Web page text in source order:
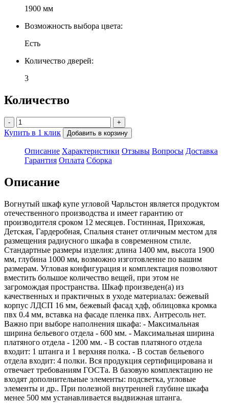
1900 мм
Возможность выбора цвета:
Есть
Количество дверей:
3
Количество
- +
Купить в 1 клик Добавить в корзину
Описание Характеристики Отзывы Вопросы Доставка
Гарантия Оплата Сборка
Описание
Вогнутый шкаф купе угловой Чарльстон является продуктом
отечественного производства и имеет гарантию от
производителя сроком 12 месяцев. Гостинная, Прихожая,
Детская, Гардеробная, Спальня станет отличным местом для
размещения радиусного шкафа в современном стиле.
Стандартные размеры изделия: длина 1400 мм, высота 1900
мм, глубина 1000 мм, возможно изготовление по вашим
размерам. Угловая конфигурация и комплектация позволяют
вместить большое количество вещей, при этом не
загромождая пространства. Шкаф произведен(а) из
качественных и практичных в уходе материалах: бежевый
корпус ЛДСП 16 мм, бежевый фасад хдф, облицовка кромка
пвх 0.4 мм, вставка на фасаде пленка пвх. Антресоль нет.
Важно при выборе наполнения шкафа: - Максимальная
ширина бельевого отдела - 600 мм. - Максимальная ширина
платяного отдела - 1200 мм. - В состав платяного отдела
входит: 1 штанга и 1 верхняя полка. - В состав бельевого
отдела входит: 4 полки. Вся продукция сертифицирована и
отвечает требованиям ГОСТа. В базовую комплектацию не
входят дополнительные элементы: подсветка, угловые
элементы и др.. При полезной внутренней глубине шкафа
менее 500 мм устанавливается выдвижная штанга.